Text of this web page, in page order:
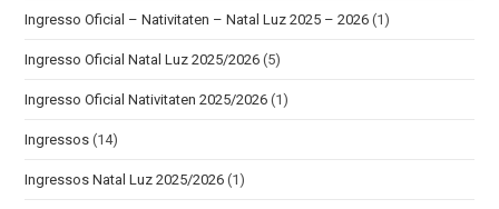
Ingresso Oficial – Nativitaten – Natal Luz 2025 – 2026 (1)
Ingresso Oficial Natal Luz 2025/2026 (5)
Ingresso Oficial Nativitaten 2025/2026 (1)
Ingressos (14)
Ingressos Natal Luz 2025/2026 (1)